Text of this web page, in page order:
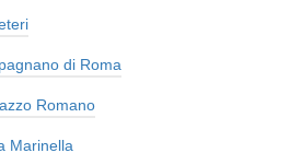
di Roma
Romano
Marinella